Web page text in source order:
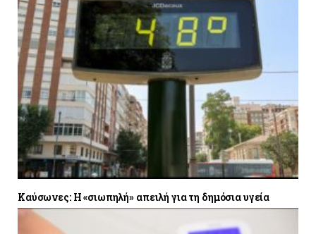
Καύσωνες: Η «σιωπηλή» απειλή για τη δημόσια υγεία